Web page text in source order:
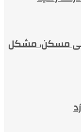
مسکن،‌ مشکل